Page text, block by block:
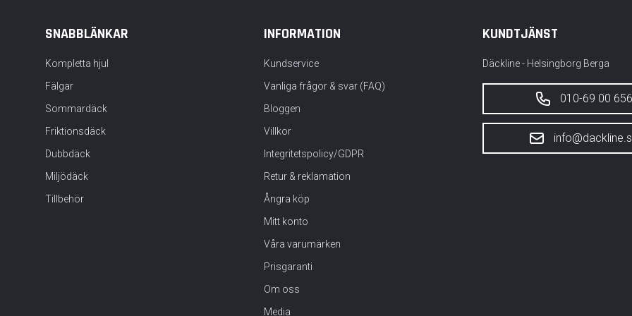
SNABBLÄNKAR
Kompletta hjul
Fälgar
Sommardäck
Friktionsdäck
Dubbdäck
Miljödäck
Tillbehör
INFORMATION
Kundservice
Vanliga frågor & svar (FAQ)
Bloggen
Villkor
Integritetspolicy/GDPR
Retur & reklamation
Ångra köp
Mitt konto
Våra varumärken
Prisgaranti
Om oss
Media
KUNDTJÄNST
Däckline - Helsingborg Berga
010-69 00 656